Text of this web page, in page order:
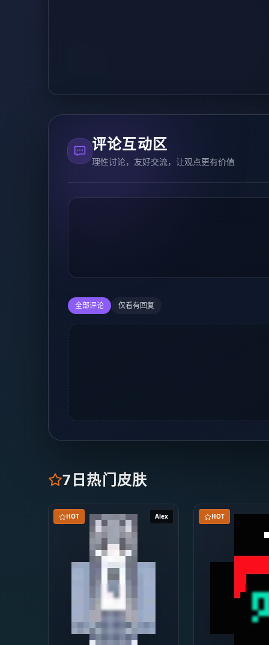
评论互动区
理性讨论，友好交流，让观点更有价值
全部评论 仅看有回复
7日热门皮肤
Alex
HOT HOT